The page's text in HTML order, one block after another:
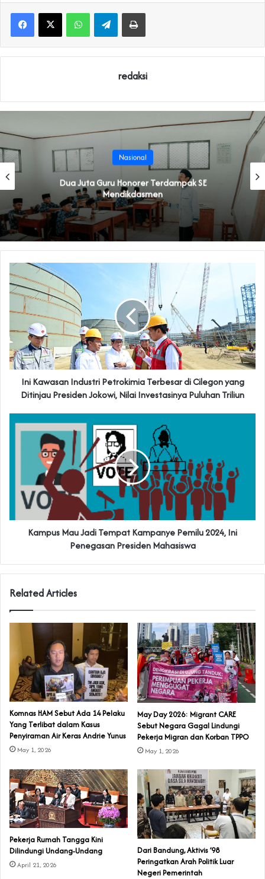
WhatsAppTelegramPrint
redaksi
Nasional
Dua Juta Guru Honorer Terdampak SE
Mendikdasmen
Ini Kawasan Industri Petrokimia Terbesar di Cilegon yang
Ditinjau Presiden Jokowi, Nilai Investasinya Puluhan Triliun
Kampus Mau Jadi Tempat Kampanye Pemilu 2024, Ini
Penegasan Presiden Mahasiswa
Related Articles
Komnas HAM Sebut Ada 14 Pelaku
Yang Terlibat dalam Kasus
Penyiraman Air Keras Andrie Yunus
May 1, 2026
May Day 2026: Migrant CARE
Sebut Negara Gagal Lindungi
Pekerja Migran dan Korban TPPO
May 1, 2026
Pekerja Rumah Tangga Kini
Dilindungi Undang-Undang
April 21, 2026
Dari Bandung, Aktivis ’98
Peringatkan Arah Politik Luar
Negeri Pemerintah